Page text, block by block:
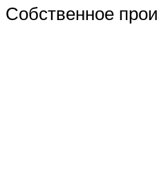
Собственное